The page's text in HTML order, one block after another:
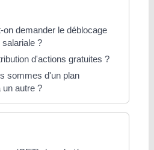
demander le déblocage
?
d'actions gratuites ?
sommes d'un plan
un autre ?